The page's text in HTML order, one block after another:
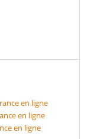
en ligne
en ligne
en ligne